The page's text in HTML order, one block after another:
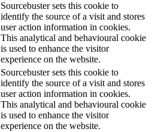
Sourcebuster sets this cookie to
identify the source of a visit and stores
user action information in cookies.
This analytical and behavioural cookie
is used to enhance the visitor
experience on the website.
Sourcebuster sets this cookie to
identify the source of a visit and stores
user action information in cookies.
This analytical and behavioural cookie
is used to enhance the visitor
experience on the website.